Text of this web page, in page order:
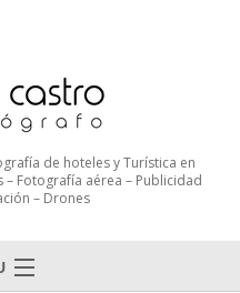
de hoteles y Turística en
Fotografía aérea – Publicidad
– Drones